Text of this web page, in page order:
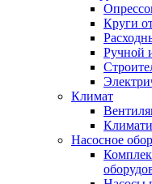
Круги
Ручной
Климат
Насосное